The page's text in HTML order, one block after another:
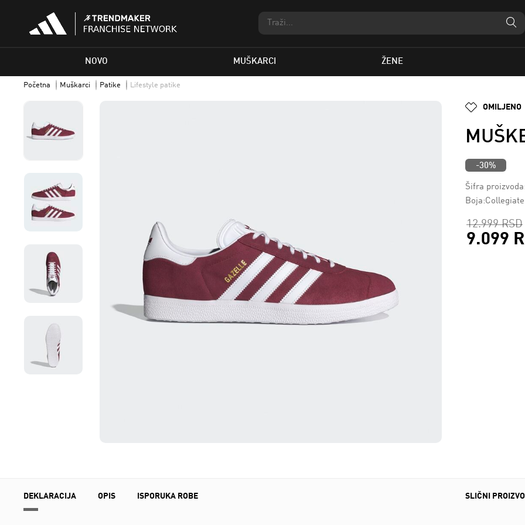
NOVO MUŠKARCI ŽENE
Početna Muškarci Patike Lifestyle patike
OMILJENO
-30%
Šifra
12.999 RSD
9.099
DEKLARACIJA OPIS ISPORUKA ROBE SLIČNI